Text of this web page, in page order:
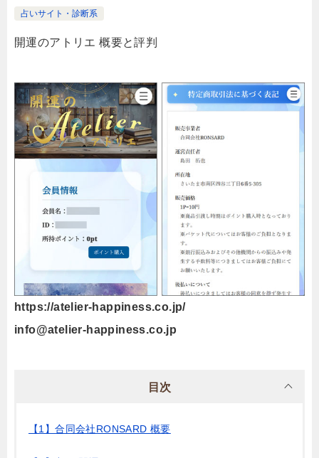
占いサイト・診断系
開運のアトリエ 概要と評判
https://atelier-happiness.co.jp/
info@atelier-happiness.co.jp
目次
【1】合同会社RONSARD 概要